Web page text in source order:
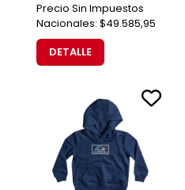
Precio Sin Impuestos
Nacionales: $49.585,95
DETALLE